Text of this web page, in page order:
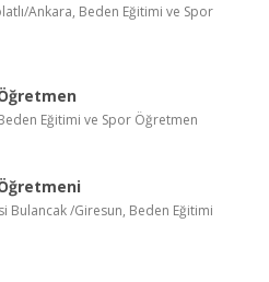
Ankara, Beden Eğitimi ve Spor
Eğitimi ve Spor Öğretmen
Bulancak /Giresun, Beden Eğitimi